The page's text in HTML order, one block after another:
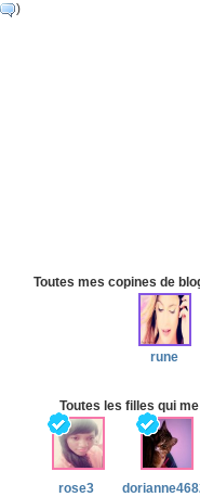
)
Toutes mes copines de
rune
Toutes les filles qui
rose3